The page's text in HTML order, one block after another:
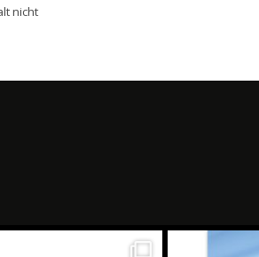
nicht